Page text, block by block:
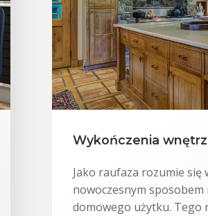
Wykończenia
Jako raufaza rozumie
nowoczesnym
domowego użytku. Tego